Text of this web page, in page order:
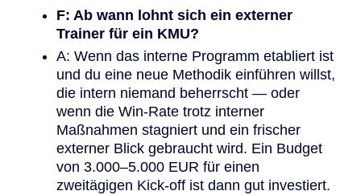
F: Ab wann lohnt sich ein externer
Trainer für ein KMU?
A: Wenn das interne Programm etabliert ist
und du eine neue Methodik einführen willst,
die intern niemand beherrscht — oder
wenn die Win-Rate trotz interner
Maßnahmen stagniert und ein frischer
externer Blick gebraucht wird. Ein Budget
von 3.000–5.000 EUR für einen
zweitägigen Kick-off ist dann gut investiert.